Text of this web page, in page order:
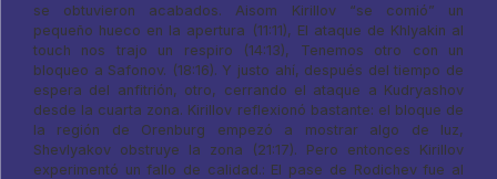
se obtuvieron acabados. Aisom Kirillov “se comió” un
pequeño hueco en la apertura (11:11), El ataque de Khlyakin al
touch nos trajo un respiro (14:13), Tenemos otro con un
bloqueo a Safonov. (18:16). Y justo ahí, después del tiempo de
espera del anfitrión, otro, cerrando el ataque a Kudryashov
desde la cuarta zona. Kirillov reflexionó bastante: el bloque de
la región de Orenburg empezó a mostrar algo de luz,
Shevlyakov obstruye la zona (21:17). Pero entonces Kirillov
experimentó un fallo de calidad.: El pase de Rodichev fue al